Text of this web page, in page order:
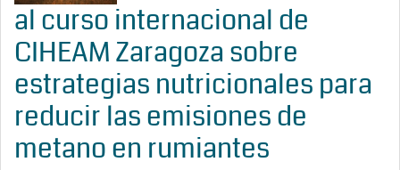
al curso internacional de
CIHEAM Zaragoza sobre
estrategias nutricionales para
reducir las emisiones de
metano en rumiantes